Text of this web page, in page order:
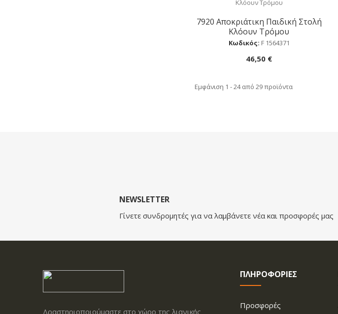
Αγορά
7920 Αποκριάτικη Παιδική Στολή
Κλόουν Τρόμου
Κωδικός: F 1564371
46,50 €
Εμφάνιση 1 - 24 από 29 προϊόντα
NEWSLETTER
Γίνετε συνδρομητές για να λαμβάνετε νέα και προσφορές μας
Δραστηριοποιούμαστε στο χώρο της λιανικής
ΠΛΗΡΟΦΟΡΙΕΣ
Προσφορές